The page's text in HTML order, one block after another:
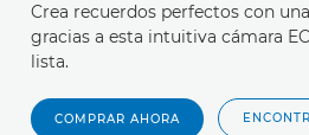
Crea recuerdos perfectos con
gracias a esta intuitiva cámara
lista.
COMPRAR AHORA